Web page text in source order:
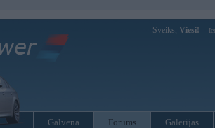
Sveiks, Viesi!
Galvenā Forums Galerijas